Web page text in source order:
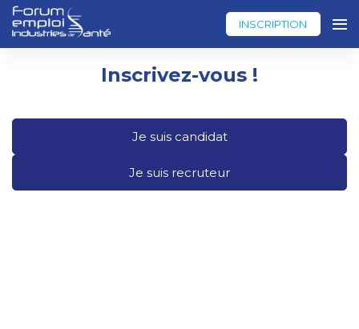
INSCRIPTION
Inscrivez-vous !
Je suis candidat
Je suis recruteur